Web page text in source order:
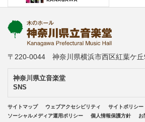
〒220-0044 神奈川県横浜市西区紅葉ケ丘
神奈川県立音楽堂
SNS
サイトマップ ウェブアクセシビリティ
サイトポリシー
ソーシャルメディア運用ポリシー
個人情報保護方針 お